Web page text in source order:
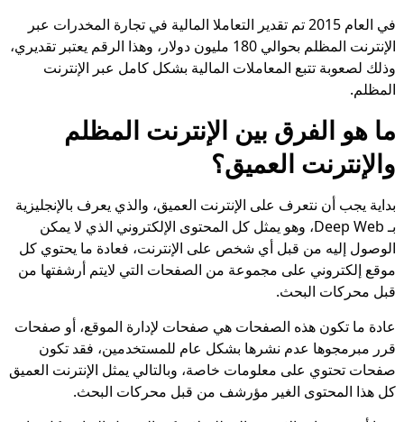
في العام 2015 تم تقدير التعاملا المالية في تجارة المخدرات عبر
الإنترنت المظلم بحوالي 180 مليون دولار، وهذا الرقم يعتبر تقديري،
وذلك لصعوبة تتبع المعاملات المالية بشكل كامل عبر الإنترنت
المظلم.
ما هو الفرق بين الإنترنت المظلم
والإنترنت العميق؟
بداية يجب أن نتعرف على الإنترنت العميق، والذي يعرف بالإنجليزية
بـ Deep Web، وهو يمثل كل المحتوى الإلكتروني الذي لا يمكن
الوصول إليه من قبل أي شخص على الإنترنت، فعادة ما يحتوي كل
موقع إلكتروني على مجموعة من الصفحات التي لايتم أرشفتها من
قبل محركات البحث.
عادة ما تكون هذه الصفحات هي صفحات لإدارة الموقع، أو صفحات
قرر مبرمجوها عدم نشرها بشكل عام للمستخدمين، فقد تكون
صفحات تحتوي على معلومات خاصة، وبالتالي يمثل الإنترنت العميق
كل هذا المحتوى الغير مؤرشف من قبل محركات البحث.